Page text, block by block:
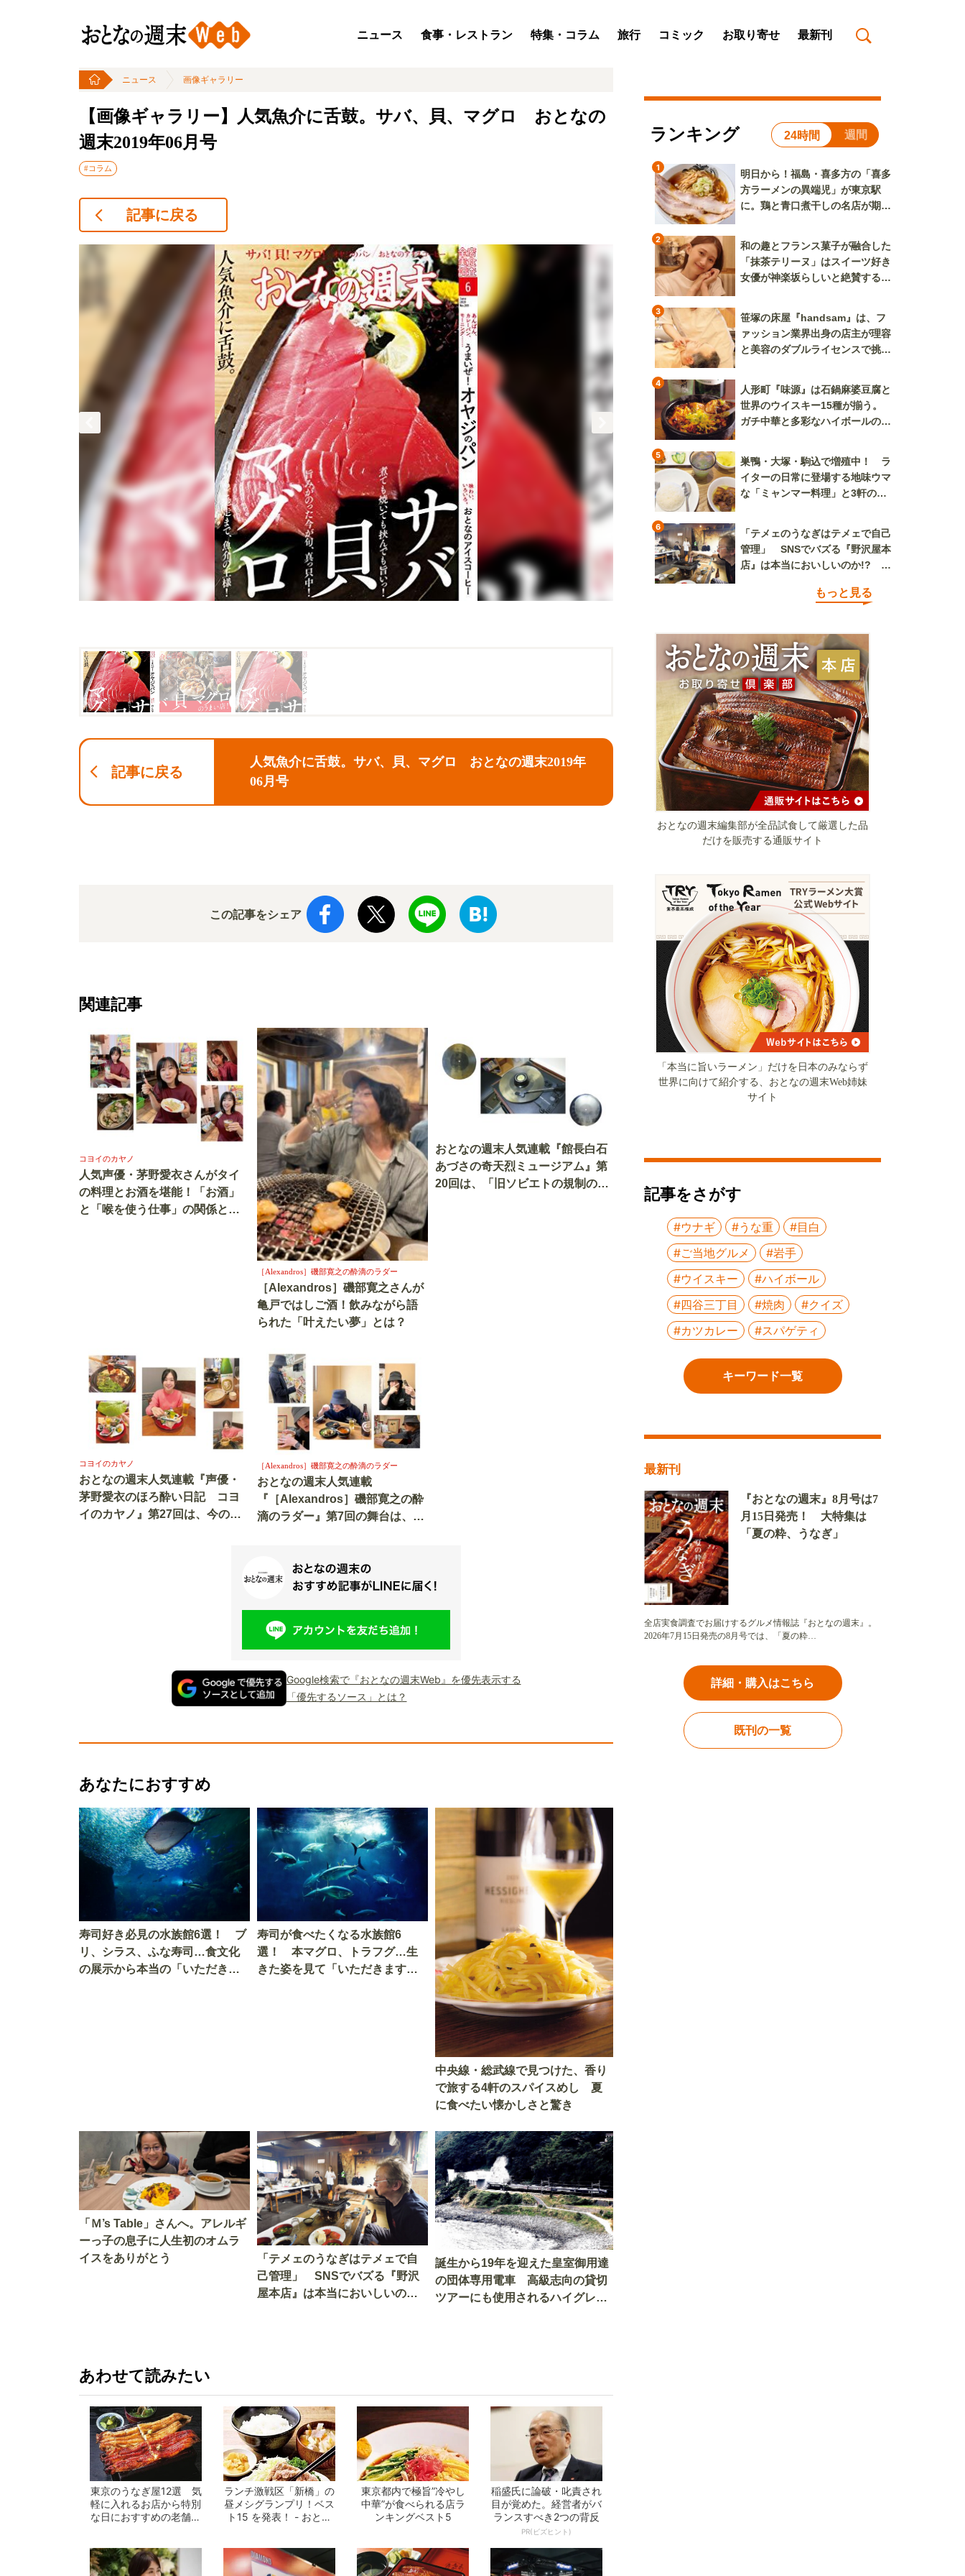
ニュース 食事・レストラン 特集・コラム 旅行 コミック お取り寄せ 最新刊
ニュース 画像ギャラリー
【画像ギャラリー】人気魚介に舌鼓。サバ、貝、マグロ おとなの
週末2019年06月号
#コラム
記事に戻る
記事に戻る
人気魚介に舌鼓。サバ、貝、マグロ おとなの週末2019年
06月号
この記事をシェア
関連記事
コヨイのカヤノ
人気声優・茅野愛衣さんがタイ
の料理とお酒を堪能！「お酒」
と「喉を使う仕事」の関係と
［Alexandros］磯部寛之の酔滴のラダー
［Alexandros］磯部寛之さんが
亀戸ではしご酒！飲みながら語
られた「叶えたい夢」とは？
おとなの週末人気連載『館長白石
あづさの奇天烈ミュージアム』第
20回は、「旧ソビエトの規制の中
コヨイのカヤノ
おとなの週末人気連載『声優・
茅野愛衣のほろ酔い日記 コヨ
イのカヤノ』第27回は、今の時
［Alexandros］磯部寛之の酔滴のラダー
おとなの週末人気連載
『［Alexandros］磯部寛之の酔
滴のラダー』第7回の舞台は、大
Google検索で『おとなの週末Web』を優先表示する
「優先するソース」とは？
あなたにおすすめ
寿司好き必見の水族館6選！ ブ
リ、シラス、ふな寿司…食文化
の展示から本当の「いただきま
寿司が食べたくなる水族館6
選！ 本マグロ、トラフグ…生
きた姿を見て「いただきます」
中央線・総武線で見つけた、香り
で旅する4軒のスパイスめし 夏
に食べたい懐かしさと驚き
「Ｍ’s Table」さんへ。アレルギ
ーっ子の息子に人生初のオムラ
イスをありがとう
「テメェのうなぎはテメェで自
己管理」 SNSでバズる『野沢
屋本店』は本当においしいの
誕生から19年を迎えた皇室御用達
の団体専用電車 高級志向の貸切
ツアーにも使用されるハイグレー
あわせて読みたい
東京のうなぎ屋12選 気
軽に入れるお店から特別
な日におすすめの老舗ま
ランチ激戦区「新橋」の
昼メシグランプリ！ベス
ト15 を発表！ - おとな
東京都内で極旨”冷やし
中華”が食べられる店ラ
ンキングベスト5
稲盛氏に論破・叱責され
目が覚めた。経営者がバ
ランスすべき2つの背反
PR(ビズヒント)
ランキング 24時間 週間
1
明日から！福島・喜多方の「喜多
方ラーメンの異端児」が東京駅
に。鶏と青口煮干しの名店が期間
2
和の趣とフランス菓子が融合した
「抹茶テリーヌ」はスイーツ好き
女優が神楽坂らしいと絶賛する逸
3
笹塚の床屋『handsam』は、フ
ァッション業界出身の店主が理容
と美容のダブルライセンスで挑む
4
人形町『味源』は石鍋麻婆豆腐と
世界のウイスキー15種が揃う。
ガチ中華と多彩なハイボールの組
5
巣鴨・大塚・駒込で増殖中！ ラ
イターの日常に登場する地味ウマ
な「ミャンマー料理」と3軒のニ
6
「テメェのうなぎはテメェで自己
管理」 SNSでバズる『野沢屋本
店』は本当においしいのか!? い
もっと見る
おとなの週末編集部が全品試食して厳選した品
だけを販売する通販サイト
「本当に旨いラーメン」だけを日本のみならず
世界に向けて紹介する、おとなの週末Web姉妹
サイト
記事をさがす
#ウナギ #うな重
#目白
#ご当地グルメ
#岩手
#ウイスキー
#ハイボール
#四谷三丁目
#焼肉
#クイズ
#カツカレー
#スパゲティ
キーワード一覧
最新刊
『おとなの週末』8月号は7
月15日発売！ 大特集は
「夏の粋、うなぎ」
全店実食調査でお届けするグルメ情報誌『おとなの週末』。
2026年7月15日発売の8月号では、「夏の粋…
詳細・購入はこちら
既刊の一覧